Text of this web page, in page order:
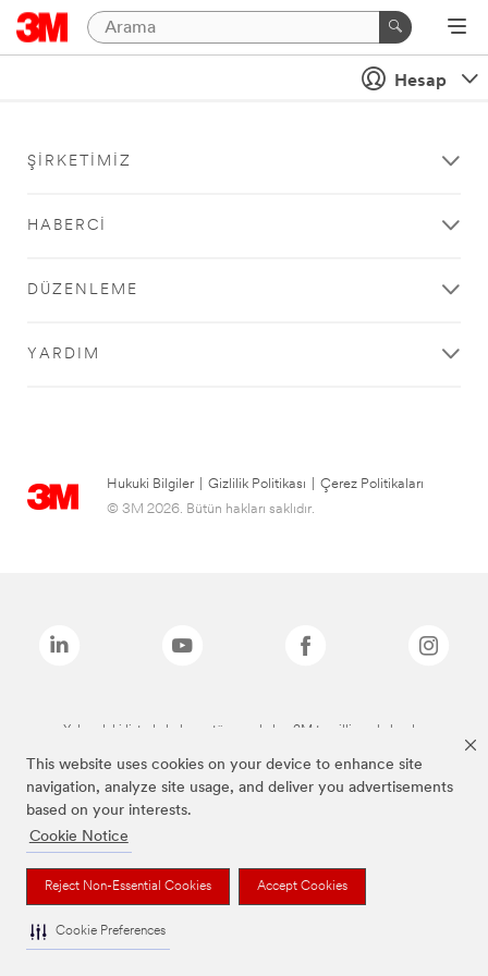
This website uses cookies on your device to enhance site
navigation, analyze site usage, and deliver you advertisements
based on your interests.
Cookie Notice
Reject Non-Essential Cookies Accept Cookies
Cookie Preferences
Hesap
ŞIRKETIMIZ
HABERCI
DÜZENLEME
YARDIM
Hukuki Bilgiler Gizlilik Politikası
Çerez Politikaları
© 3M 2026. Bütün hakları saklıdır.
Yukarıdaki listede bulunan tüm markalar, 3M tescilli markalarıdır.